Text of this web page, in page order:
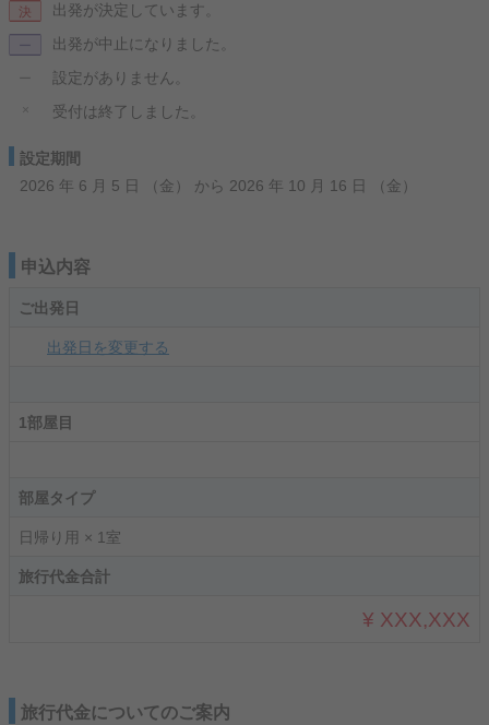
決 出発が決定しています。
ー 出発が中止になりました。
ー 設定がありません。
× 受付は終了しました。
設定期間
2026 年 6 月 5 日 （金） から 2026 年 10 月 16 日 （金）
申込内容
ご出発日
出発日を変更する
1部屋目
部屋タイプ
日帰り用 × 1室
旅行代金合計
¥ XXX,XXX
旅行代金についてのご案内